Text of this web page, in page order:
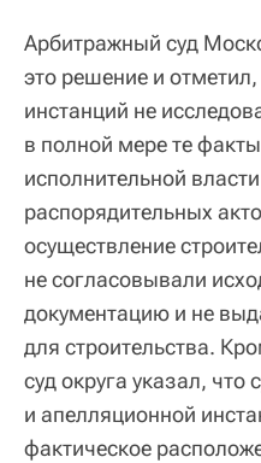
Арбитражный суд
это решение и
инстанций не
в полной мере те
исполнительной
распорядительных
осуществление
не согласовывали
документацию и не
для строительства.
суд округа указал, что
и апелляционной
фактическое